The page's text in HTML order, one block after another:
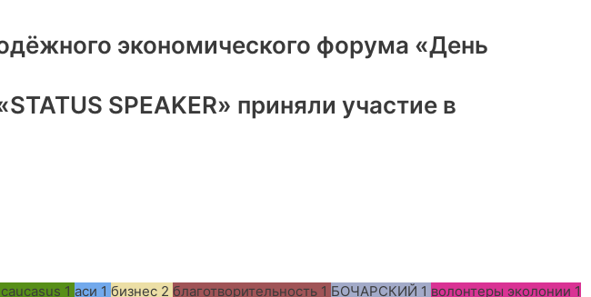
экономического форума «День
SPEAKER» приняли участие в
1 аси 1 бизнес 2 благотворительность 1 БОЧАРСКИЙ 1 волонтеры эколонии 1